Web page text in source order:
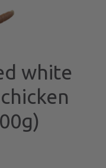
white